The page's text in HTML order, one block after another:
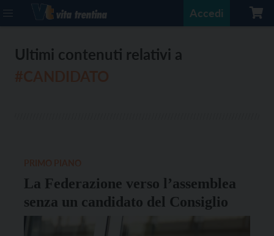
Accedi
Ultimi contenuti relativi a
La Federazione verso l’assemblea
senza un candidato del Consiglio